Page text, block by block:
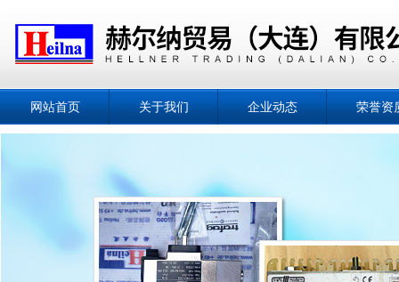
网站首页 关于我们 企业动态 荣誉资